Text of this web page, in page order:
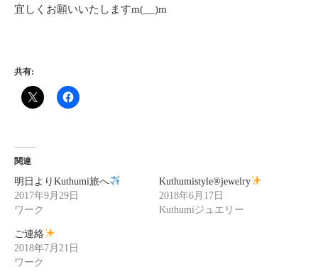
宜しくお願いいたしますm(__)m
共有:
関連
明日よりKuthumi旅へ
2017年9月29日
ワーク
Kuthumistyle®️jewelry
2018年6月17日
Kuthumiジュエリー
ご連絡
2018年7月21日
ワーク